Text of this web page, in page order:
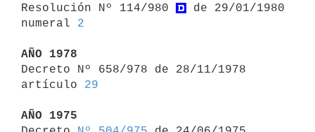
Resolución Nº 114/980
de 29/01/1980
numeral 2
AÑO 1978
Decreto Nº 658/978 de 28/11/1978
artículo 29
AÑO 1975